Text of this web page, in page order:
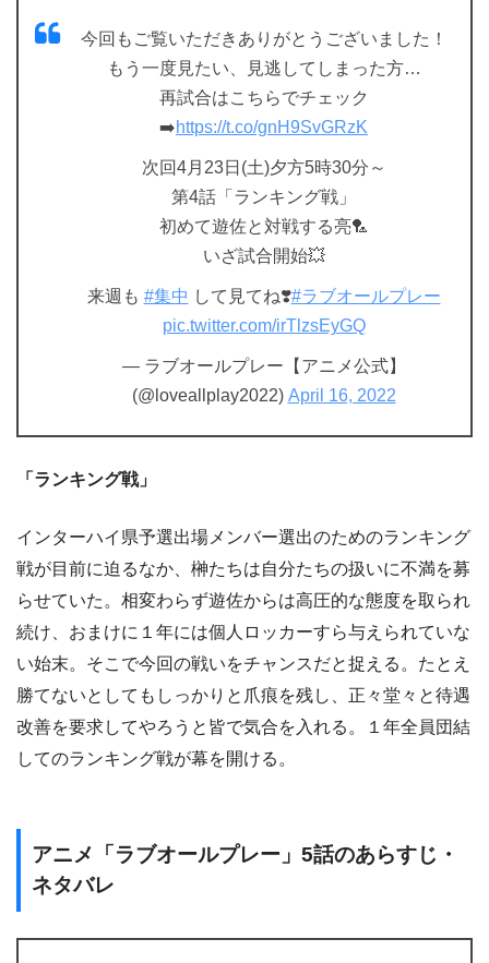
今回もご覧いただきありがとうございました！
もう一度見たい、見逃してしまった方…
再試合はこちらでチェック
➡️https://t.co/gnH9SvGRzK
次回4月23日(土)夕方5時30分～
第4話「ランキング戦」
初めて遊佐と対戦する亮🏸
いざ試合開始💥
来週も #集中 して見てね❣️#ラブオールプレー
pic.twitter.com/irTlzsEyGQ
— ラブオールプレー【アニメ公式】
(@loveallplay2022) April 16, 2022
「ランキング戦」
インターハイ県予選出場メンバー選出のためのランキング
戦が目前に迫るなか、榊たちは自分たちの扱いに不満を募
らせていた。相変わらず遊佐からは高圧的な態度を取られ
続け、おまけに１年には個人ロッカーすら与えられていな
い始末。そこで今回の戦いをチャンスだと捉える。たとえ
勝てないとしてもしっかりと爪痕を残し、正々堂々と待遇
改善を要求してやろうと皆で気合を入れる。１年全員団結
してのランキング戦が幕を開ける。
アニメ「ラブオールプレー」5話のあらすじ・
ネタバレ